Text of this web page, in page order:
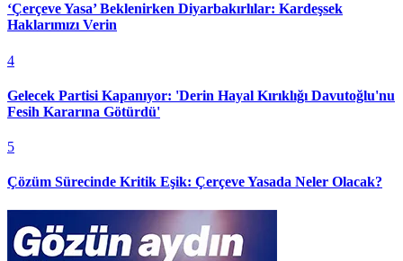
‘Çerçeve Yasa’ Beklenirken Diyarbakırlılar: Kardeşsek
Haklarımızı Verin
4
Gelecek Partisi Kapanıyor: 'Derin Hayal Kırıklığı Davutoğlu'nu
Fesih Kararına Götürdü'
5
Çözüm Sürecinde Kritik Eşik: Çerçeve Yasada Neler Olacak?